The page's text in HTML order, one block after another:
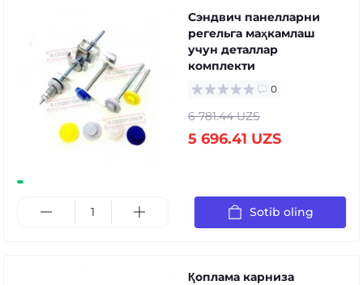
Сэндвич панелларни
регельга маҳкамлаш
учун деталлар
комплекти
0
6 781.44 UZS
5 696.41 UZS
Sotib oling
Қоплама карниза